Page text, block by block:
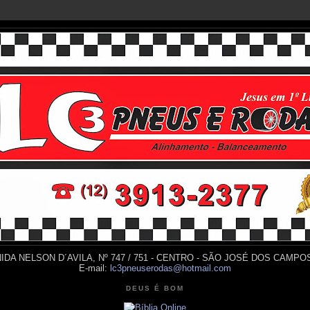
NELSON D´AVILA, Nº 747 / 751 - CENTRO - SÃO JOSÉ DOS
E-mail: lc3pneuserodas@hotmail.com
DEUS É BOM